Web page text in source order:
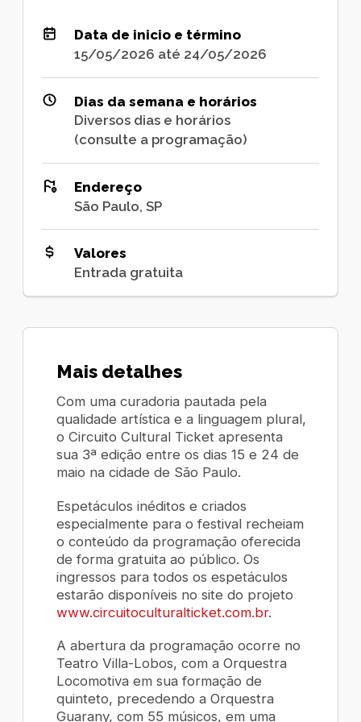
Data de inicio e término
15/05/2026 até 24/05/2026
Dias da semana e horários
Diversos dias e horários
(consulte a programação)
Endereço
São Paulo, SP
Valores
Entrada gratuita
Mais detalhes
Com uma curadoria pautada pela
qualidade artística e a linguagem plural,
o Circuito Cultural Ticket apresenta
sua 3ª edição entre os dias 15 e 24 de
maio na cidade de São Paulo.
Espetáculos inéditos e criados
especialmente para o festival recheiam
o conteúdo da programação oferecida
de forma gratuita ao público. Os
ingressos para todos os espetáculos
estarão disponíveis no site do projeto
www.circuitoculturalticket.com.br.
A abertura da programação ocorre no
Teatro Villa-Lobos, com a Orquestra
Locomotiva em sua formação de
quinteto, precedendo a Orquestra
Guarany, com 55 músicos, em uma